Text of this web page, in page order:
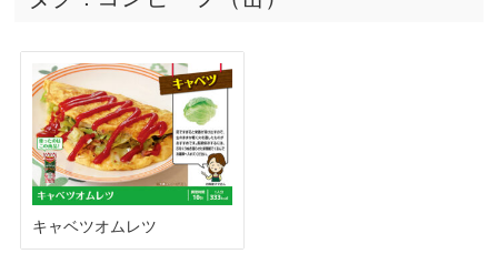
キャベツオムレツ